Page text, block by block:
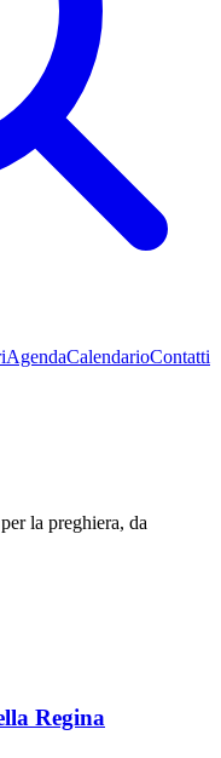
AgendaCalendarioContatti
la preghiera, da
Regina